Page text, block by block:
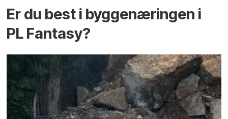
Er du best i bygge­næringen i
PL Fantasy?